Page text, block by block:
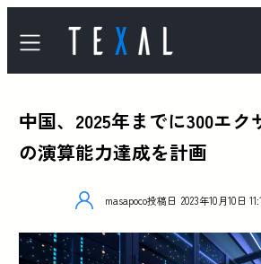
中国、2025年までに300エク
の演算能力達成を計画
masapoco投稿日 2023年10月10日